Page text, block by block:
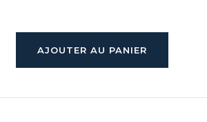
AJOUTER AU PANIER